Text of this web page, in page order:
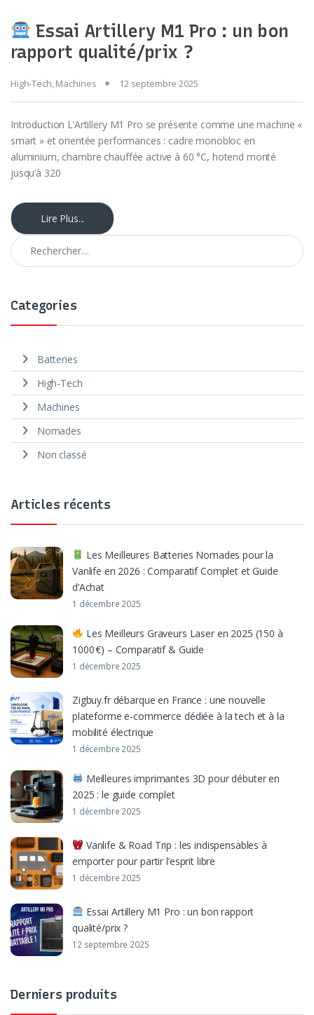
Essai Artillery M1 Pro : un bon
rapport qualité/prix ?
High-Tech,Machines 12 septembre 2025
Introduction L’Artillery M1 Pro se présente comme une machine «
smart » et orientée performances : cadre monobloc en
aluminium, chambre chauffée active à 60 °C, hotend monté
jusqu’à 320
Lire Plus...
Rechercher :
Categories
Batteries
High-Tech
Machines
Nomades
Non classé
Articles récents
Les Meilleures Batteries Nomades pour la
Vanlife en 2026 : Comparatif Complet et Guide
d’Achat
1 décembre 2025
Les Meilleurs Graveurs Laser en 2025 (150 à
1000 €) – Comparatif & Guide
1 décembre 2025
Zigbuy.fr débarque en France : une nouvelle
plateforme e-commerce dédiée à la tech et à la
mobilité électrique
1 décembre 2025
Meilleures imprimantes 3D pour débuter en
2025 : le guide complet
1 décembre 2025
Vanlife & Road Trip : les indispensables à
emporter pour partir l’esprit libre
1 décembre 2025
Essai Artillery M1 Pro : un bon rapport
qualité/prix ?
12 septembre 2025
Derniers produits